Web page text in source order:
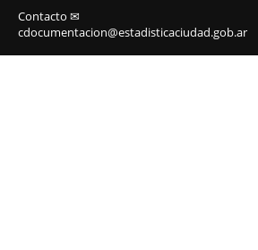
Contacto ✉
cdocumentacion@estadisticaciudad.gob.ar